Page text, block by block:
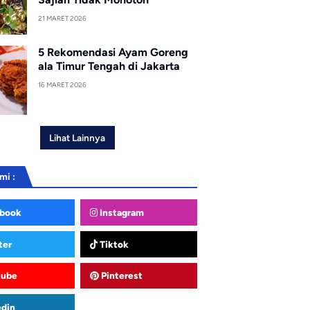
21 MARET 2026
5 Rekomendasi Ayam Goreng
ala Timur Tengah di Jakarta
16 MARET 2026
Lihat Lainnya
:
Instagram
Tiktok
Pinterest